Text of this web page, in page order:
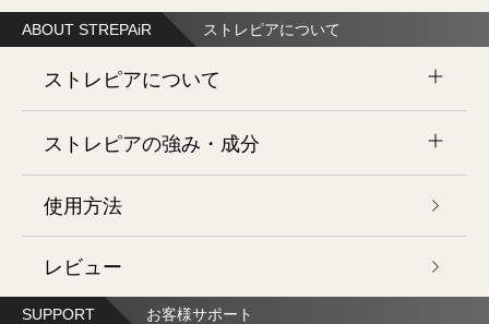
ヘアケア
ハンドケア
セットコース
まとめてお得
エコロジーセット
ポイントザクザクセット
キャンペーン 福袋・お宝会場
ABOUT STREPAiR ストレピアについて
ストレピアについて
ストレピアとは
開発ストーリー
ストレピアの強み・成分
ヒートショックプロテイン・3D美容
使用方法
レビュー
SUPPORT お客様サポート